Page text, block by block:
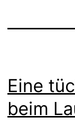
Eine
beim